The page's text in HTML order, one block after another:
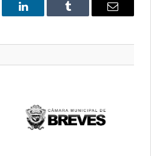
LinkedIn Tumblr
E-